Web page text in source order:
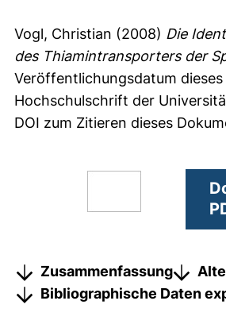
Vogl, Christian (2008) Die
des Thiamintransporters der
Veröffentlichungsdatum
Hochschulschrift der
DOI zum Zitieren dieses
Zusammenfassung
Bibliographische Daten